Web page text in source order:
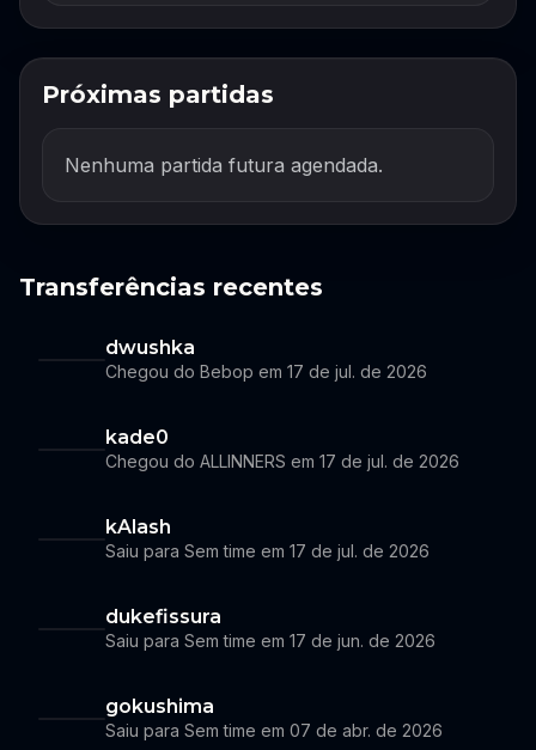
Próximas partidas
Nenhuma partida futura agendada.
Transferências recentes
dwushka
Chegou do Bebop em 17 de jul. de 2026
kade0
Chegou do ALLINNERS em 17 de jul. de 2026
kAlash
Saiu para Sem time em 17 de jul. de 2026
dukefissura
Saiu para Sem time em 17 de jun. de 2026
gokushima
Saiu para Sem time em 07 de abr. de 2026